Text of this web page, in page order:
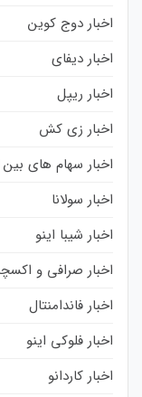
اخبار دوج کوین
اخبار دیفای
اخبار ریپل
اخبار زی کش
اخبار سهام های بین
اخبار سولانا
اخبار شیبا اینو
اخبار صرافی و
اخبار فاندامنتال
اخبار فلوکی اینو
اخبار کاردانو